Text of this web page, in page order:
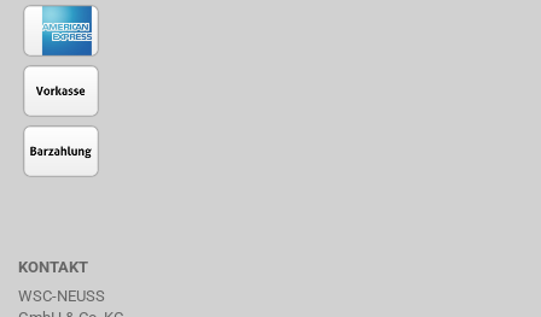
KONTAKT
WSC-NEUSS